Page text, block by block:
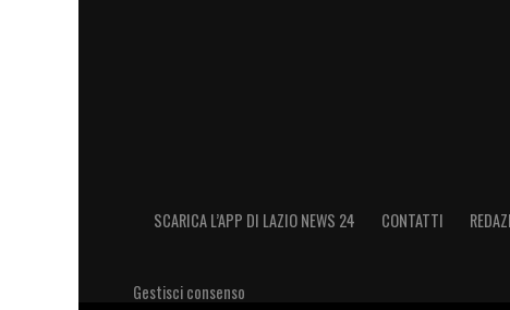
SCARICA L’APP DI LAZIO NEWS 24 CONTATTI
Gestisci consenso